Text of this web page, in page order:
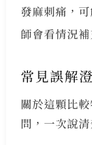
發麻刺痛，
師會看情況補
常見誤解
關於這顆比
問，一次說清